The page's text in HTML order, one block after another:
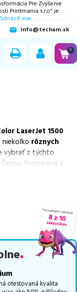
Pre Zvýšenie
Printmania s.r.o" je
viac.
info@techam.sk
0
LaserJet 1500
rôznych
vybrať z týchto
Purpurová a
kvalitu tlače
v rôznych triedach,
RECOGREENv
ISO 9001 a 14001,
otestovaná kvalita